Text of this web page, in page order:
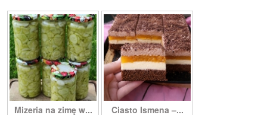
Mizeria na zimę w... Ciasto Ismena –...